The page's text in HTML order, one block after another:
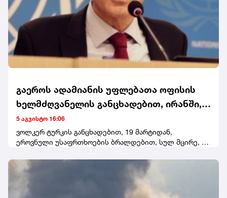
გაეროს ადამიანის უფლებათა ოფისის
ხელმძღვანელის განცხადებით, ირანში,
მარტის შემდეგ, 50-ზე მეტი ადამიანი
დასაჯეს სიკვდილით
5 აგვისტო 16:06
ვოლკერ ტურკის განცხადებით, 19 მარტიდან,
ეროვნული უსაფრთხოების ბრალდებით, სულ მცირე, 56
ადამიანის საქმე მასშტაბურ ანტისამთავრობო
საპროტესტო აქციებს უკავშირდებოდა.გაეროს
ხელისუფლებას მოუწოდა, შეწყვიტოს სიკვდილით